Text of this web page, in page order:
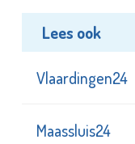
Lees ook
Vlaardingen24
Maassluis24